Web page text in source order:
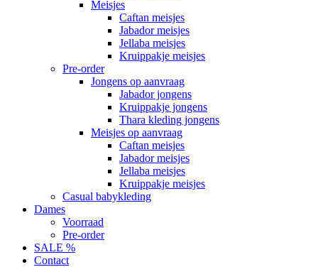
Meisjes
Caftan meisjes
Jabador meisjes
Jellaba meisjes
Kruippakje meisjes
Pre-order
Jongens op aanvraag
Jabador jongens
Kruippakje jongens
Thara kleding jongens
Meisjes op aanvraag
Caftan meisjes
Jabador meisjes
Jellaba meisjes
Kruippakje meisjes
Casual babykleding
Dames
Voorraad
Pre-order
SALE %
Contact